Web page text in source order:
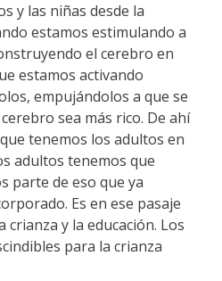
y las niñas desde la
estamos estimulando a
el cerebro en
estamos activando
empujándolos a que se
sea más rico. De ahí
tenemos los adultos en
adultos tenemos que
parte de eso que ya
Es en ese pasaje
crianza y la educación. Los
para la crianza